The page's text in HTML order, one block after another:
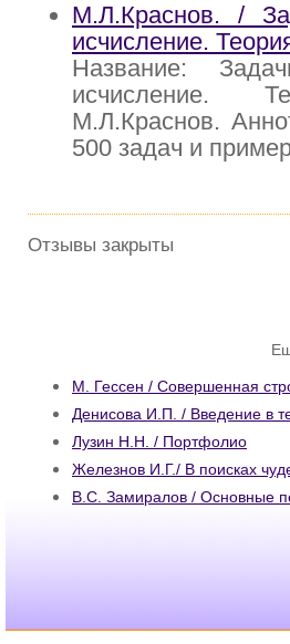
М.Л.Краснов. /
исчисление.
Название:
исчисление.
М.Л.Краснов.
500 задач и
Отзывы закрыты
М. Гессен / Совершенная
Денисова И.П. / Введение в
Лузин Н.Н. / Портфолио
Железнов И.Г./ В поисках
В.С. Замиралов / Основные